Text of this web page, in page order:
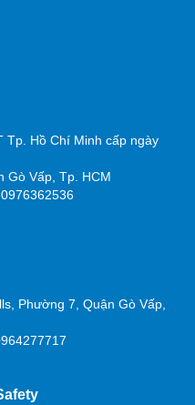
Tp. Hồ Chí Minh cấp ngày
Gò Vấp, Tp. HCM
Phường 7, Quận Gò Vấp,